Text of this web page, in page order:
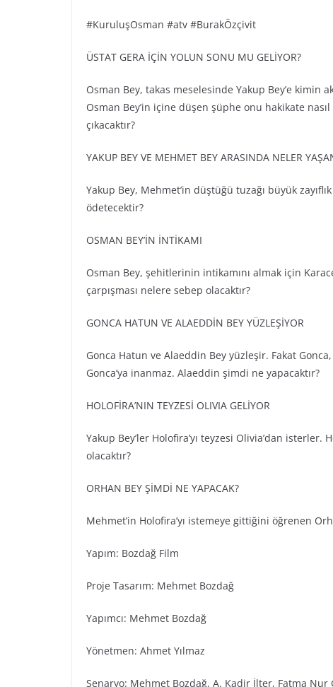
#KuruluşOsman #atv #BurakÖzçivit
ÜSTAT GERA İÇİN YOLUN SONU MU GELİYOR?
Osman Bey, takas meselesinde Yakup Bey’e kimin
Osman Bey’in içine düşen şüphe onu hakikate
çıkacaktır?
YAKUP BEY VE MEHMET BEY ARASINDA NELER
Yakup Bey, Mehmet’in düştüğü tuzağı büyük
ödetecektir?
OSMAN BEY’İN İNTİKAMI
Osman Bey, şehitlerinin intikamını almak için
çarpışması nelere sebep olacaktır?
GONCA HATUN VE ALAEDDİN BEY YÜZLEŞİYOR
Gonca Hatun ve Alaeddin Bey yüzleşir. Fakat
Gonca’ya inanmaz. Alaeddin şimdi ne yapacaktır?
HOLOFİRA’NIN TEYZESİ OLIVIA GELİYOR
Yakup Bey’ler Holofira’yı teyzesi Olivia’dan isterler.
olacaktır?
ORHAN BEY ŞİMDİ NE YAPACAK?
Mehmet’in Holofira’yı istemeye gittiğini öğrenen
Yapım: Bozdağ Fi̇lm
Proje Tasarım: Mehmet Bozdağ
Yapımcı: Mehmet Bozdağ
Yönetmen: Ahmet Yılmaz
Senaryo: Mehmet Bozdağ, A. Kadir İlter, Fatma Nur